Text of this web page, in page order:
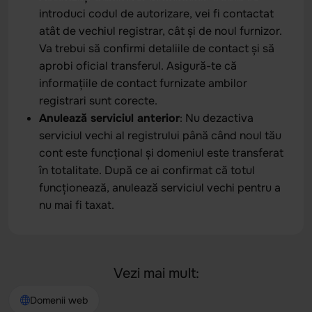
introduci codul de autorizare, vei fi contactat
atât de vechiul registrar, cât și de noul furnizor.
Va trebui să confirmi detaliile de contact și să
aprobi oficial transferul. Asigură-te că
informațiile de contact furnizate ambilor
registrari sunt corecte.
Anulează serviciul anterior: Nu dezactiva
serviciul vechi al registrului până când noul tău
cont este funcțional și domeniul este transferat
în totalitate. După ce ai confirmat că totul
funcționează, anulează serviciul vechi pentru a
nu mai fi taxat.
Vezi mai mult:
Domenii web